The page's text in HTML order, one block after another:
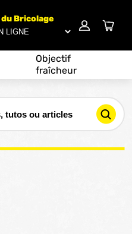
Bricolage
Objectif
fraîcheur